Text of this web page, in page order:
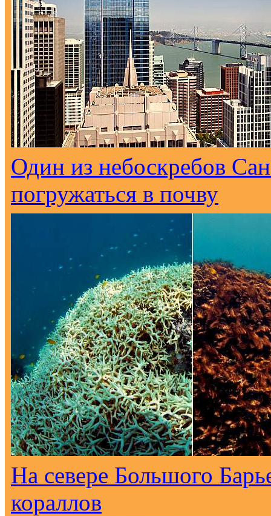
Один из небоскребов
погружаться в почву
На севере Большого
кораллов